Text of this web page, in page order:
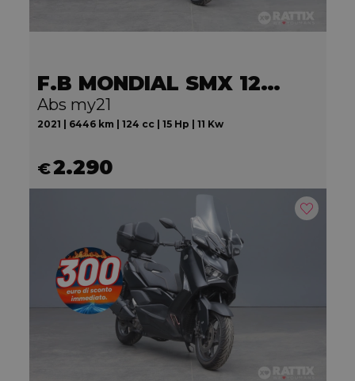
F.B MONDIAL SMX 125 Motard
Abs my21
2021 | 6446 km | 124 cc | 15 Hp | 11 Kw
€2.290